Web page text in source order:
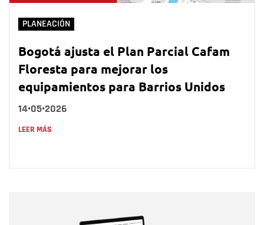
PLANEACIÓN
Bogotá ajusta el Plan Parcial Cafam
Floresta para mejorar los
equipamientos para Barrios Unidos
14•05•2026
LEER MÁS